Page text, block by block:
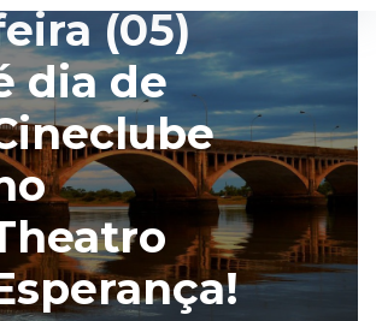
(05)
dia de